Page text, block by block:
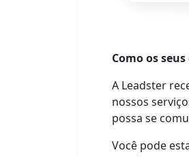
Como os
A Leadster
nossos
possa se
Você pode